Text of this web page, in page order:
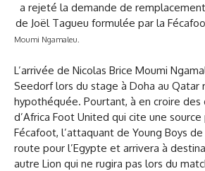
Moumi Ngamaleu.
L’arrivée de Nicolas Brice Moumi
Seedorf lors du stage à Doha au Qatar
hypothéquée. Pourtant, à en croire des
d’Africa Foot United qui cite une
Fécafoot, l’attaquant de Young Boys
route pour l’Egypte et arrivera à
autre Lion qui ne rugira pas lors du